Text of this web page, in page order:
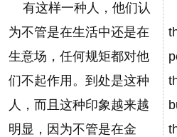
有这样一种人，他们认
为不管是在生活中还是在
生意场，任何规矩都对他
们不起作用。到处是这种
人，而且这种印象越来越
明显，因为不管是在金